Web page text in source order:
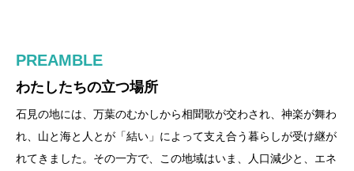
PREAMBLE
わたしたちの立つ場所
石見の地には、万葉のむかしから相聞歌が交わされ、神楽が舞わ
れ、山と海と人とが「結い」によって支え合う暮らしが受け継が
れてきました。その一方で、この地域はいま、人口減少と、エネ
MISSION
石見に根ざす人・組織・資源を結び、変革を担う
人を育て、
伝統を今に再創造しながら、地域の内側から発展
を生み出す循環をつくる。
VISION
伝統とDX・GXで切り拓く、多様性と持続可能性
に満ちた開かれた石見の未来
石見地域が、自らの伝統と資源を土台に、DX（デジタル変革）
とGX（グリーン変革）を自律的に使いこなし、多様で持続可能
VALUE
四つの約束
地域に継承されてきた伝統は、人々の意識・つながり・技という
三つの層に宿っています。LC3は、この三層を現代へ創造的に受
け継ぐとともに、それらを担う人を育てることを、自らの行動原
わたしたちの働き方
8つの行動規律で成果を出す、実効性の高い中間支
援へ
中間支援組織としての実効性を担保するため、あらゆる意思決定
と事業運営を、成果をあげる組織の規律